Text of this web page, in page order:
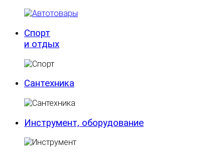
Спорт
и отдых
Сантехника
Инструмент, оборудование